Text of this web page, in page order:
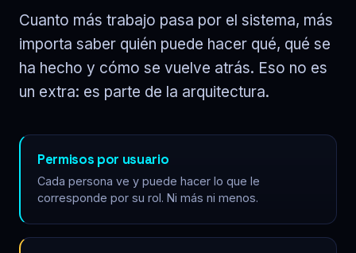
Cuanto más trabajo pasa por el sistema, más
importa saber quién puede hacer qué, qué se
ha hecho y cómo se vuelve atrás. Eso no es
un extra: es parte de la arquitectura.
Permisos por usuario
Cada persona ve y puede hacer lo que le
corresponde por su rol. Ni más ni menos.